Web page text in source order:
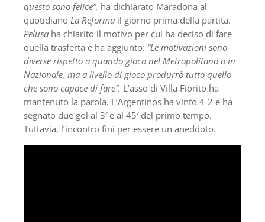
questo sono felice”, ha dichiarato Maradona al
quotidiano La Reforma il giorno prima della partita.
Pelusa ha chiarito il motivo per cui ha deciso di fare
quella trasferta e ha aggiunto: “Le motivazioni sono
diverse rispetto a quando gioco nel Metropolitano o in
Nazionale, ma a livello di gioco produrrò tutto quello
che sono capace di fare”. L’asso di Villa Fiorito ha
mantenuto la parola. L’Argentinos ha vinto 4-2 e ha
segnato due gol al 3′ e al 45′ del primo tempo.
Tuttavia, l’incontro finì per essere un aneddoto.